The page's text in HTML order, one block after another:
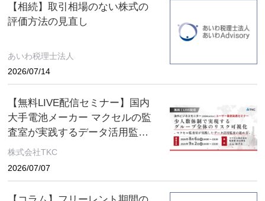
【相続】取引相場のない株式の
評価方法の見直し
あいわ税理士法人
2026/07/14
【無料LIVE配信セミナー】国内
大手電池メーカー マクセルの監
査室が実践するデータ活用監査
とは ～８月６日(木)、９月２日
株式会社TKC
2026/07/07